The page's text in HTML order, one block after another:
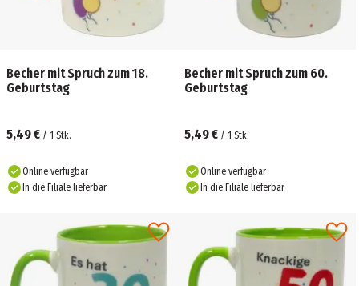
Becher mit Spruch zum 18.
Geburtstag
5,49 € / 1 Stk.
Online verfügbar
In die Filiale lieferbar
Becher mit Spruch zum 60.
Geburtstag
5,49 € / 1 Stk.
Online verfügbar
In die Filiale lieferbar